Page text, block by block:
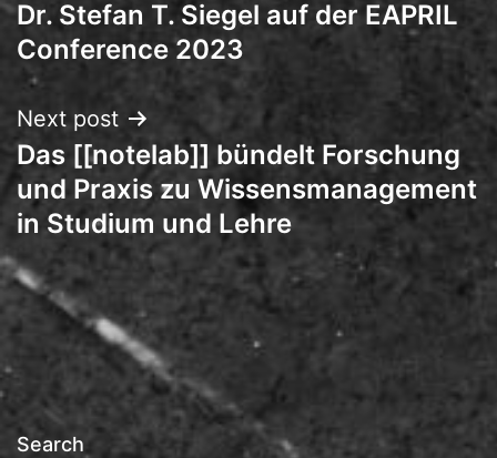
navigation
Dr. Stefan T. Siegel auf der EAPRIL
Conference 2023
Next post
Das [[notelab]] bündelt Forschung
und Praxis zu Wissensmanagement
in Studium und Lehre
Search